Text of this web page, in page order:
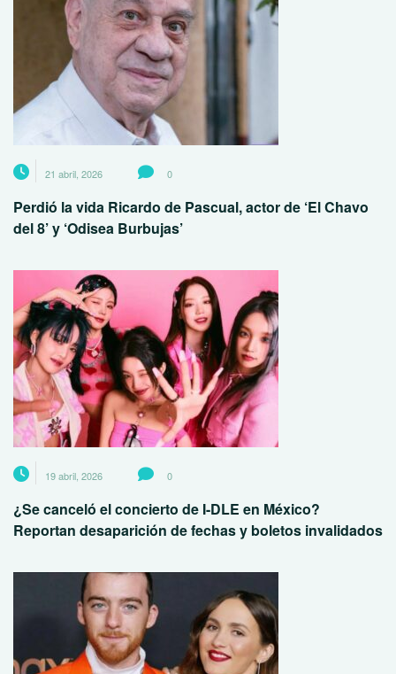
21 abril, 2026 0
Perdió la vida Ricardo de Pascual, actor de ‘El Chavo
del 8’ y ‘Odisea Burbujas’
19 abril, 2026 0
¿Se canceló el concierto de I-DLE en México?
Reportan desaparición de fechas y boletos invalidados